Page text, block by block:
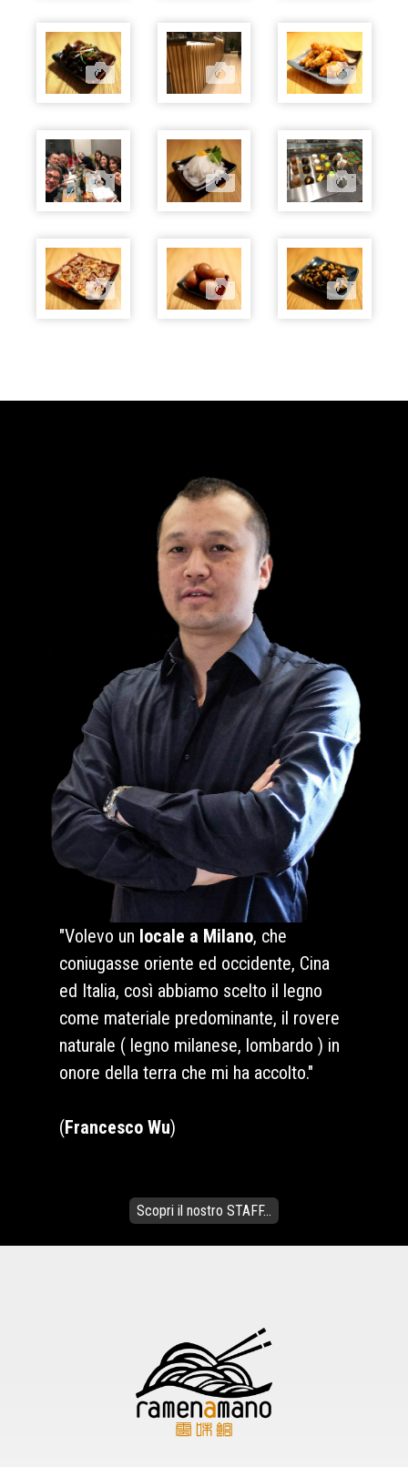
"Volevo un locale a Milano, che
coniugasse oriente ed occidente, Cina
ed Italia, così abbiamo scelto il legno
come materiale predominante, il rovere
naturale ( legno milanese, lombardo ) in
onore della terra che mi ha accolto."
(Francesco Wu)
Scopri il nostro STAFF...